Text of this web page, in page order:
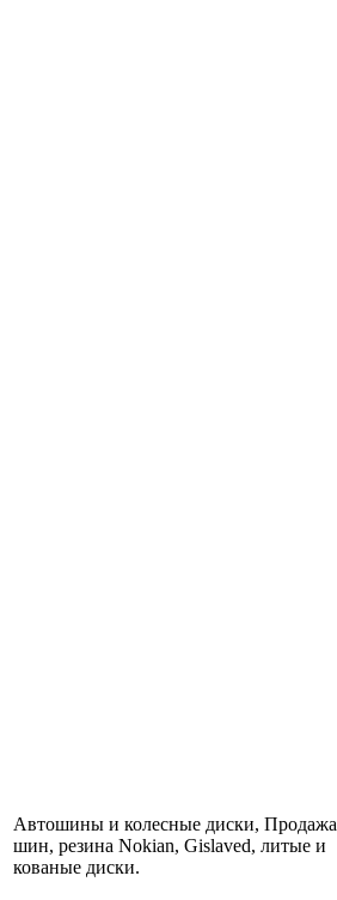
Автошины и колесные диски, Продажа
шин, резина Nokian, Gislaved, литые и
кованые диски.